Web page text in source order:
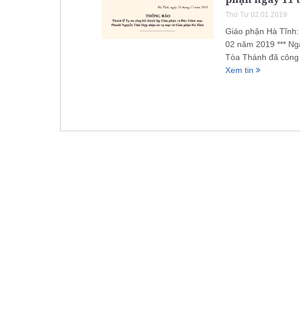
Thứ Tư 02.01.2019
Giáo phận Hà
02 năm 2019 ***
Tòa Thánh đã
Xem tin